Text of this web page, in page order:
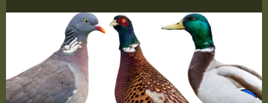
Nieuwe
regels